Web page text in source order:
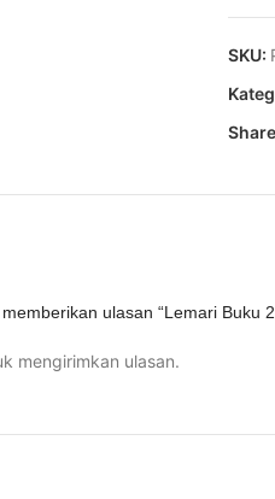
SKU:
ulasan “Lemari Buku
mengirimkan ulasan.